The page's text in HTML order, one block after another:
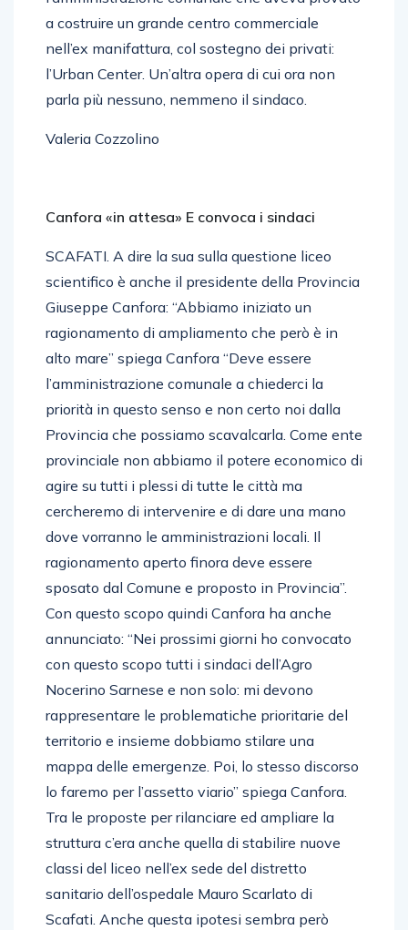
a costruire un grande centro commerciale
nell’ex manifattura, col sostegno dei privati:
l’Urban Center. Un’altra opera di cui ora non
parla più nessuno, nemmeno il sindaco.
Valeria Cozzolino
Canfora «in attesa» E convoca i sindaci
SCAFATI. A dire la sua sulla questione liceo
scientifico è anche il presidente della Provincia
Giuseppe Canfora: “Abbiamo iniziato un
ragionamento di ampliamento che però è in
alto mare” spiega Canfora “Deve essere
l’amministrazione comunale a chiederci la
priorità in questo senso e non certo noi dalla
Provincia che possiamo scavalcarla. Come ente
provinciale non abbiamo il potere economico di
agire su tutti i plessi di tutte le città ma
cercheremo di intervenire e di dare una mano
dove vorranno le amministrazioni locali. Il
ragionamento aperto finora deve essere
sposato dal Comune e proposto in Provincia”.
Con questo scopo quindi Canfora ha anche
annunciato: “Nei prossimi giorni ho convocato
con questo scopo tutti i sindaci dell’Agro
Nocerino Sarnese e non solo: mi devono
rappresentare le problematiche prioritarie del
territorio e insieme dobbiamo stilare una
mappa delle emergenze. Poi, lo stesso discorso
lo faremo per l’assetto viario” spiega Canfora.
Tra le proposte per rilanciare ed ampliare la
struttura c’era anche quella di stabilire nuove
classi del liceo nell’ex sede del distretto
sanitario dell’ospedale Mauro Scarlato di
Scafati. Anche questa ipotesi sembra però